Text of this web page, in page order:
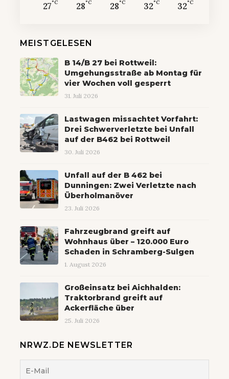
27°C 28°C 28°C 32°C 32°C
MEISTGELESEN
B 14/B 27 bei Rottweil:
Umgehungsstraße ab Montag für
vier Wochen voll gesperrt
31. Juli 2026
Lastwagen missachtet Vorfahrt:
Drei Schwerverletzte bei Unfall
auf der B462 bei Rottweil
30. Juli 2026
Unfall auf der B 462 bei
Dunningen: Zwei Verletzte nach
Überholmanöver
23. Juli 2026
Fahrzeugbrand greift auf
Wohnhaus über – 120.000 Euro
Schaden in Schramberg-Sulgen
1. August 2026
Großeinsatz bei Aichhalden:
Traktorbrand greift auf
Ackerfläche über
25. Juli 2026
NRWZ.DE NEWSLETTER